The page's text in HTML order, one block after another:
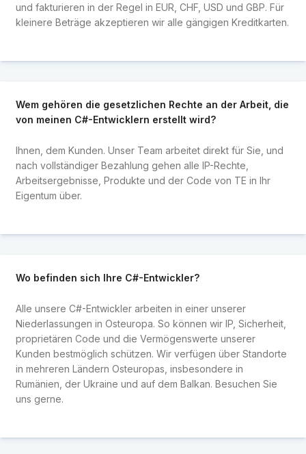
und fakturieren in der Regel in EUR, CHF, USD und GBP. Für
kleinere Beträge akzeptieren wir alle gängigen Kreditkarten.
Wem gehören die gesetzlichen Rechte an der Arbeit, die
von meinen C#-Entwicklern erstellt wird?
Ihnen, dem Kunden. Unser Team arbeitet direkt für Sie, und
nach vollständiger Bezahlung gehen alle IP-Rechte,
Arbeitsergebnisse, Produkte und der Code von TE in Ihr
Eigentum über.
Wo befinden sich Ihre C#-Entwickler?
Alle unsere C#-Entwickler arbeiten in einer unserer
Niederlassungen in Osteuropa. So können wir IP, Sicherheit,
proprietären Code und die Vermögenswerte unserer
Kunden bestmöglich schützen. Wir verfügen über Standorte
in mehreren Ländern Osteuropas, insbesondere in
Rumänien, der Ukraine und auf dem Balkan. Besuchen Sie
uns gerne.